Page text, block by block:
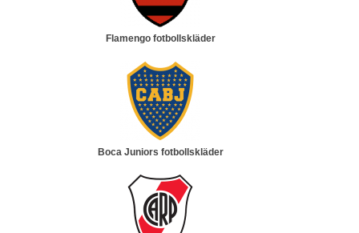
Flamengo fotbollskläder
Boca Juniors fotbollskläder